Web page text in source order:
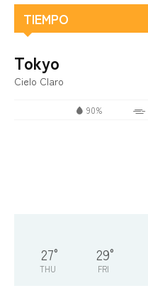
TIEMPO
Tokyo
Cielo Claro
90%
27°
THU
29°
FRI